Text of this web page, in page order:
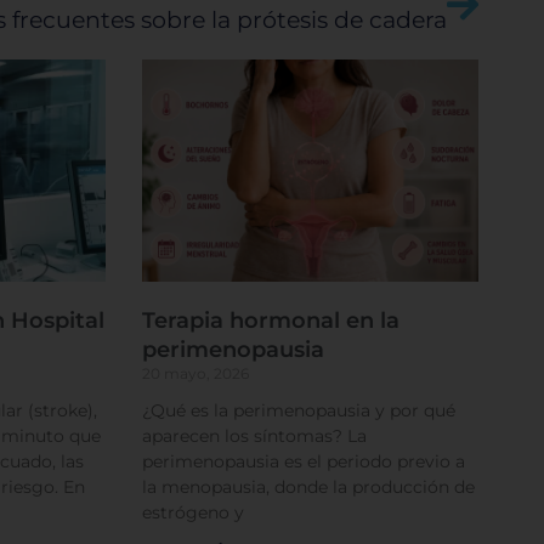
frecuentes sobre la prótesis de cadera
Hospital
(stroke),
que
las
En
Terapia hormonal en la
perimenopausia
¿Qué es la perimenopausia y por qué
aparecen los síntomas? La
perimenopausia es el periodo previo a
la menopausia, donde la producción de
estrógeno y